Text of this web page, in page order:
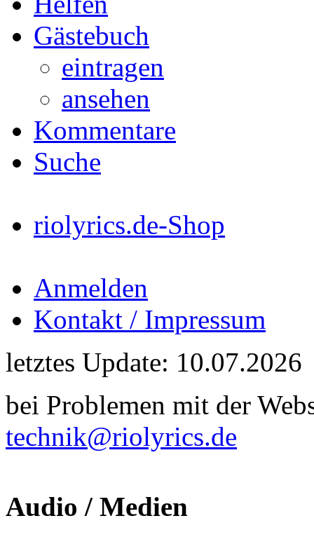
Gästebuch
eintragen
ansehen
Kommentare
Suche
riolyrics.de-Shop
Anmelden
Kontakt / Impressum
letztes Update: 10.07.2026
bei Problemen mit der
technik@riolyrics.de
Audio / Medien